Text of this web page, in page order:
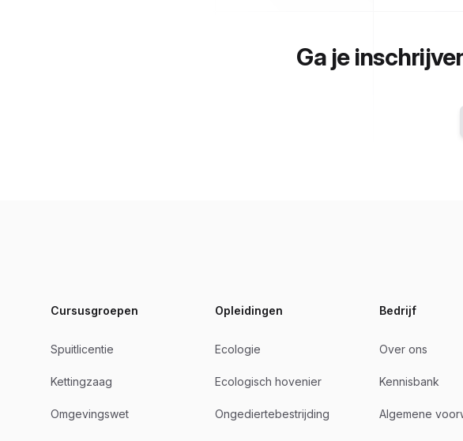
Ga je
Cursusgroepen
Spuitlicentie
Kettingzaag
Omgevingswet
Opleidingen
Ecologie
Ecologisch hovenier
Ongediertebestrijding
Bedrijf
Over ons
Kennisbank
Algemene